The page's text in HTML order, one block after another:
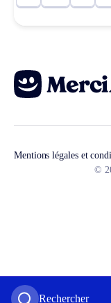
Rechercher
Mentions légales et
©